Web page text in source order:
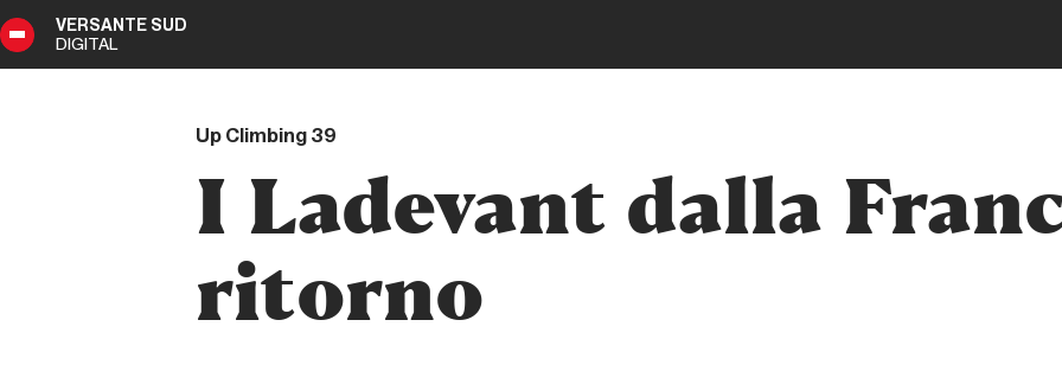
VERSANTE SUD
DIGITAL
I Ladevant dalla
ritorno
Up Climbing 39